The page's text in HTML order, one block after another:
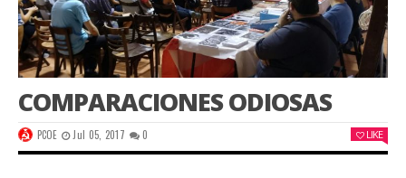
COMPARACIONES ODIOSAS
PCOE Jul 05, 2017 0 LIKE